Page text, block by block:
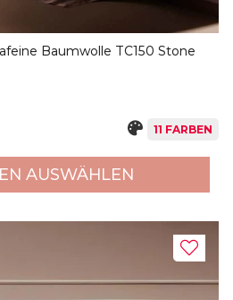
Baumwolle TC150 Stone
11 FARBEN
AUSWÄHLEN